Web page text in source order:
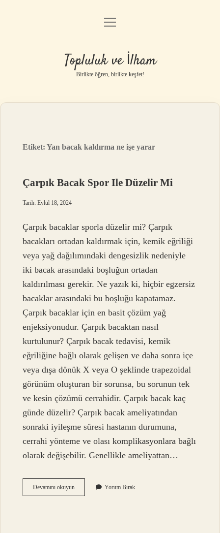
Anasayfa
Gizlilik Politikası
Yasal Uyarı
menüyü
Topluluk ve İlham
Birlikte öğren, birlikte keşfet!
Etiket:Yan bacak kaldırma ne işe yarar
Çarpık Bacak Spor Ile Düzelir Mi
Tarih: Eylül 18, 2024
Çarpık bacaklar sporla düzelir mi? Çarpık
bacakları ortadan kaldırmak için, kemik eğriliği
veya yağ dağılımındaki dengesizlik nedeniyle
iki bacak arasındaki boşluğun ortadan
kaldırılması gerekir. Ne yazık ki, hiçbir egzersiz
bacaklar arasındaki bu boşluğu kapatamaz.
Çarpık bacaklar için en basit çözüm yağ
enjeksiyonudur. Çarpık bacaktan nasıl
kurtulunur? Çarpık bacak tedavisi, kemik
eğriliğine bağlı olarak gelişen ve daha sonra içe
veya dışa dönük X veya O şeklinde trapezoidal
görünüm oluşturan bir sorunsa, bu sorunun tek
ve kesin çözümü cerrahidir. Çarpık bacak kaç
günde düzelir? Çarpık bacak ameliyatından
sonraki iyileşme süresi hastanın durumuna,
cerrahi yönteme ve olası komplikasyonlara bağlı
olarak değişebilir. Genellikle ameliyattan…
Devamını okuyunÇarpık
Bacak
Yorum Bırak